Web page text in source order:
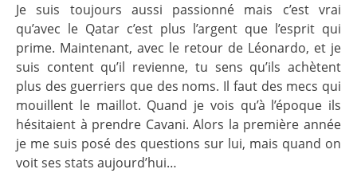
Je suis toujours aussi passionné mais c’est vrai
qu’avec le Qatar c’est plus l’argent que l’esprit qui
prime. Maintenant, avec le retour de Léonardo, et je
suis content qu’il revienne, tu sens qu’ils achètent
plus des guerriers que des noms. Il faut des mecs qui
mouillent le maillot. Quand je vois qu’à l’époque ils
hésitaient à prendre Cavani. Alors la première année
je me suis posé des questions sur lui, mais quand on
voit ses stats aujourd’hui…